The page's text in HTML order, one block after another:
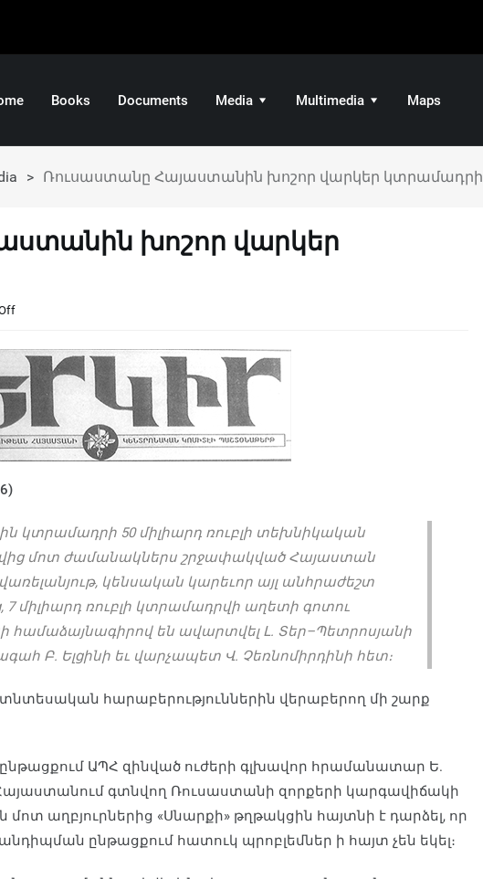
Books Documents Media Multimedia Maps
> Ռուսաստանը Հայաստանին խոշոր վարկեր կտրամադրի
խոշոր վարկեր
կտրամադրի 50 միլիարդ ռուբլի տեխնիկական
մոտ ժամանակներս շրջափակված Հայաստան
կենսական կարեւոր այլ անհրաժեշտ
7 միլիարդ ռուբլի կտրամադրվի աղետի գոտու
համաձայնագիրով են ավարտ­վել Լ. Տեր–Պետրոսյանի
Բ. Ելցինի եւ վարչապետ Վ. Չեռնոմիրդինի հետ։
հարաբերություններին վերաբերող մի շարք
ԱՊՀ զինված ուժերի գլխա­վոր հրամանատար Ե.
գտնվող Ռուսաստանի զորքերի կարգավիճակի
աղբյուրներից «Սնար­քի» թղթակցին հայտնի է դարձել, որ
ընթացքում հատուկ պրոբ­լեմներ ի հայտ չեն եկել։